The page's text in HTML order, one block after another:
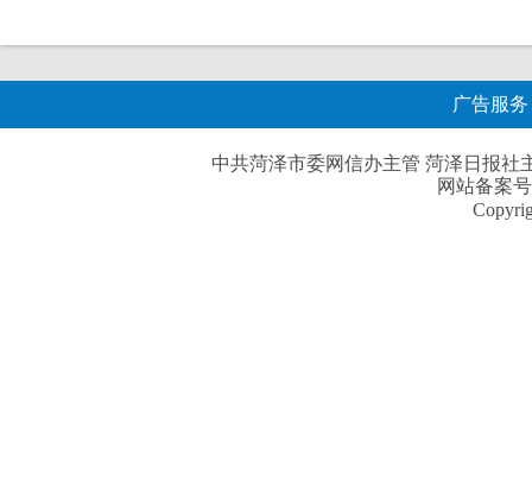
广告服务
中共菏泽市委网信办主管 菏泽日报社
网站备案